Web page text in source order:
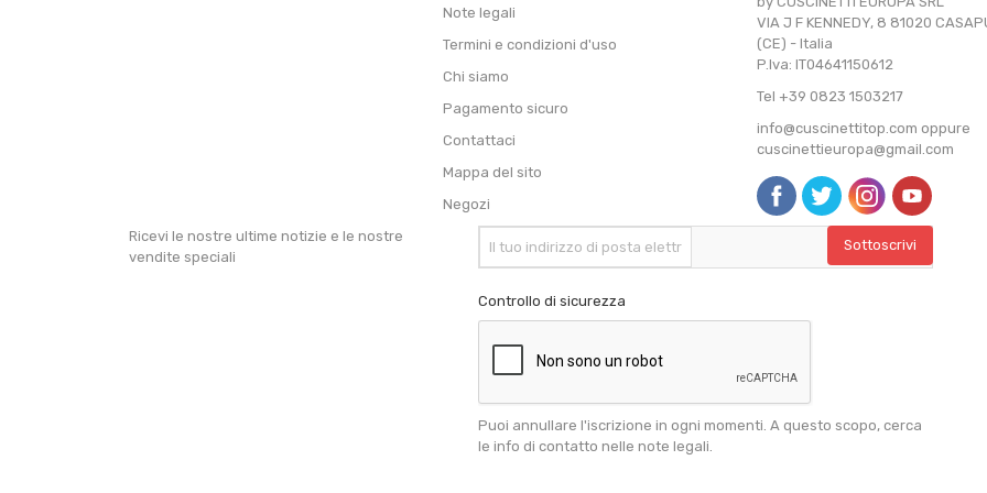
Note legali
Termini e condizioni d'uso
Chi siamo
Pagamento sicuro
Contattaci
Mappa del sito
Negozi
VIA J F KENNEDY, 8 81020
(CE) - Italia
P.Iva: IT04641150612
Tel +39 0823 1503217
info@cuscinettitop.com oppure
cuscinettieuropa@gmail.com
Ricevi le nostre ultime notizie e le nostre
vendite speciali
Controllo di sicurezza
Puoi annullare l'iscrizione in ogni momenti. A questo scopo, cerca
le info di contatto nelle note legali.